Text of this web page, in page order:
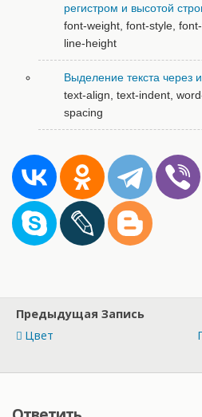
регистром и высотой
font-weight, font-style,
line-height
Выделение текста через
text-align, text-indent,
spacing
Предыдущая Запись
Цвет